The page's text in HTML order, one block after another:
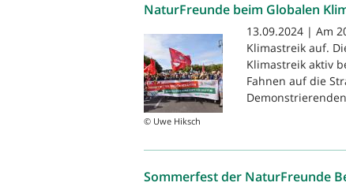
NaturFreunde beim Globalen
© Uwe Hiksch
13.09.2024 | Am
Klimastreik auf.
Klimastreik aktiv
Fahnen auf die
Sommerfest der NaturFreunde